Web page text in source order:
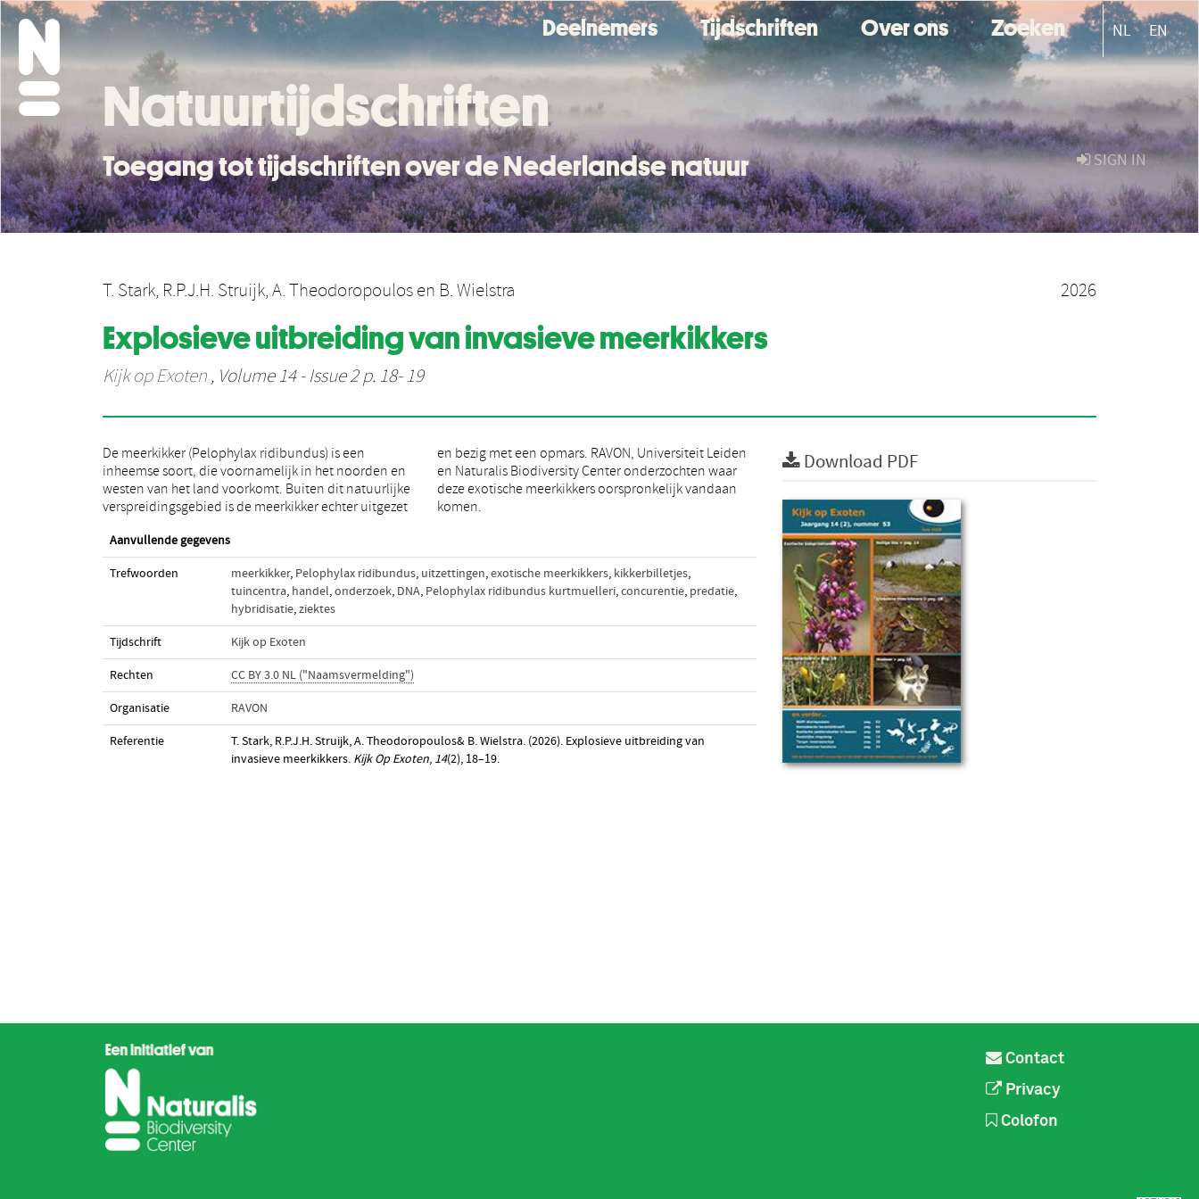
Deelnemers Tijdschriften Over ons Zoeken NL EN
SIGN IN
Natuurtijdschriften
Toegang tot tijdschriften over de Nederlandse natuur
T. Stark, R.P.J.H. Struijk,A. Theodoropoulosen B. Wielstra 2026
Explosieve uitbreiding van invasieve meerkikkers
Kijk op Exoten, Volume 14 - Issue 2 p. 18- 19
De meerkikker (Pelophylax ridibundus) is een
inheemse soort, die voornamelijk in het noorden en
westen van het land voorkomt. Buiten dit natuurlijke
verspreidingsgebied is de meerkikker echter uitgezet
en bezig met een opmars. RAVON, Universiteit Leiden
en Naturalis Biodiversity Center onderzochten waar
deze exotische meerkikkers oorspronkelijk vandaan
komen.
Aanvullende gegevens
Trefwoorden meerkikker, Pelophylax ridibundus, uitzettingen,exotische meerkikkers, kikkerbilletjes,
tuincentra, handel,onderzoek, DNA, Pelophylax ridibundus kurtmuelleri,concurentie, predatie,
hybridisatie,ziektes
Tijdschrift Kijk op Exoten
Rechten CC BY 3.0 NL ("Naamsvermelding")
Organisatie RAVON
Referentie
T. Stark, R.P.J.H. Struijk, A. Theodoropoulos& B. Wielstra. (2026). Explosieve uitbreiding van
invasieve meerkikkers. Kijk Op Exoten, 14(2), 18–19.
Download PDF
Contact
Privacy
Colofon